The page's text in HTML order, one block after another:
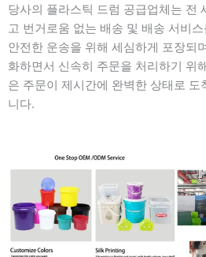
당사의 플라스틱 드럼 공급업체는 전
고 번거로움 없는 배송 및 배송 서비
안전한 운송을 위해 세심하게 포장되
화하면서 신속히 주문을 처리하기 위
은 주문이 제시간에 완벽한 상태로 도
니다.